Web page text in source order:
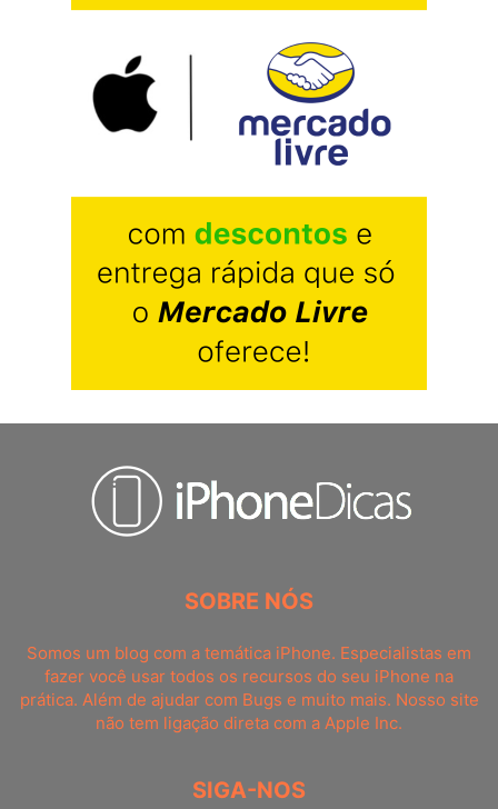
SOBRE NÓS
Somos um blog com a temática iPhone. Especialistas em
fazer você usar todos os recursos do seu iPhone na
prática. Além de ajudar com Bugs e muito mais. Nosso site
não tem ligação direta com a Apple Inc.
SIGA-NOS